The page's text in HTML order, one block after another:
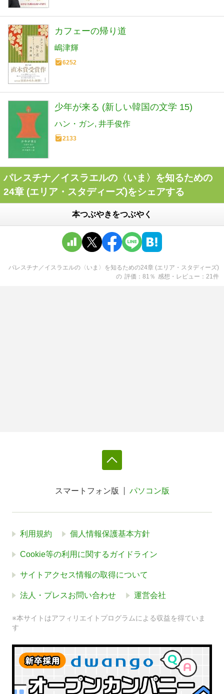
カフェーの帰り道
嶋津輝
6252
少年が来る (新しい韓国の文学 15)
ハン・ガン 井手俊作
2133
パレスチナ／イスラエルの〈いま〉を知るための
24章 (エリア・スタディーズ)をシェアする
本つぶやきをつぶやく
パレスチナ／イスラエルの〈いま〉を知るための24章 (エリア・スタディーズ)
の 評価 81 ％ 感想・レビュー 21件
スマートフォン版 パソコン版
利用規約 個人情報保護基本方針
Cookie等の利用に関するガイドライン
サイトアクセス情報の取得について
法人・プレスお問い合わせ 運営会社
※本サイトはアフィリエイトプログラムによる収益を得ていま
す